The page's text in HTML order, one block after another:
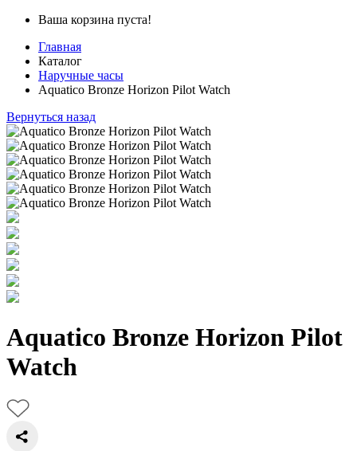
Ваша корзина пуста!
Главная
Каталог
Наручные часы
Aquatico Bronze Horizon Pilot Watch
Вернуться назад
Aquatico Bronze Horizon Pilot
Watch